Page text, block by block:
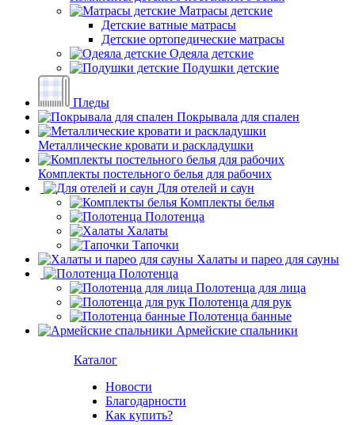
Матрасы детские
Детские ватные матрасы
Детские ортопедические матрасы
Одеяла детские
Подушки детские
Пледы
Покрывала для спален
Металлические кровати и раскладушки
Комплекты постельного белья для рабочих
Для отелей и саун
Комплекты белья
Полотенца
Халаты
Тапочки
Халаты и парео для сауны
Полотенца
Полотенца для лица
Полотенца для рук
Полотенца банные
Армейские спальники
Каталог
Новости
Благодарности
Как купить?